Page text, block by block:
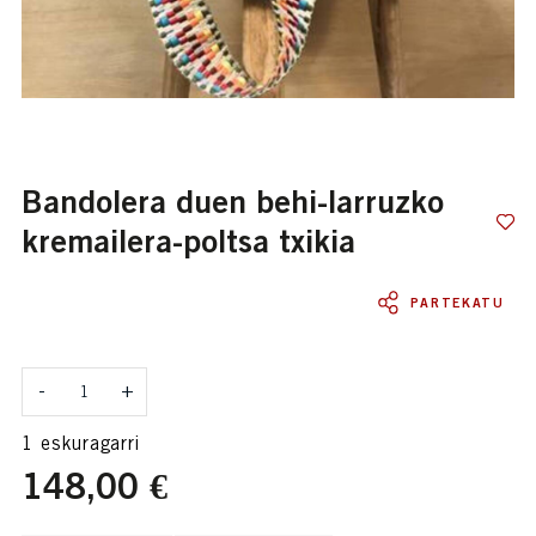
bandolera duen behi-larruzko
kremailera-poltsa txikia
PARTEKATU
- +
1 eskuragarri
148,00 €